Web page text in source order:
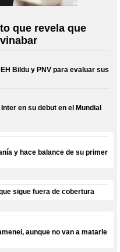
que revela que
Bildu y PNV para evaluar sus
en su debut en el Mundial
y hace balance de su primer
sigue fuera de cobertura
aunque no van a matarle